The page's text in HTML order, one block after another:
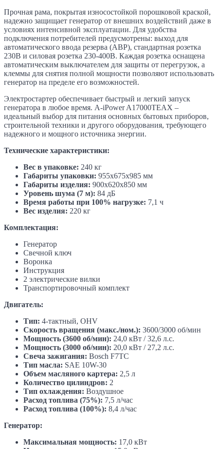
Прочная рама, покрытая износостойкой порошковой краской,
надежно защищает генератор от внешних воздействий даже в
условиях интенсивной эксплуатации. Для удобства
подключения потребителей предусмотрены: выход для
автоматического ввода резерва (АВР), стандартная розетка
230В и силовая розетка 230-400В. Каждая розетка оснащена
автоматическим выключателем для защиты от перегрузок, а
клеммы для снятия полной мощности позволяют использовать
генератор на пределе его возможностей.
Электростартер обеспечивает быстрый и легкий запуск
генератора в любое время. A-iPower A17000TEAX –
идеальный выбор для питания основных бытовых приборов,
строительной техники и другого оборудования, требующего
надежного и мощного источника энергии.
Технические характеристики:
Вес в упаковке: 240 кг
Габариты упаковки: 955х675х985 мм
Габариты изделия: 900х620х850 мм
Уровень шума (7 м): 84 дБ
Время работы при 100% нагрузке: 7,1 ч
Вес изделия: 220 кг
Комплектация:
Генератор
Свечной ключ
Воронка
Инструкция
2 электрические вилки
Транспортировочный комплект
Двигатель:
Тип: 4-тактный, OHV
Скорость вращения (макс./ном.): 3600/3000 об/мин
Мощность (3600 об/мин): 24,0 кВт / 32,6 л.с.
Мощность (3000 об/мин): 20,0 кВт / 27,2 л.с.
Свеча зажигания: Bosch F7TC
Тип масла: SAE 10W-30
Объем масляного картера: 2,5 л
Количество цилиндров: 2
Тип охлаждения: Воздушное
Расход топлива (75%): 7,5 л/час
Расход топлива (100%): 8,4 л/час
Генератор:
Максимальная мощность: 17,0 кВт